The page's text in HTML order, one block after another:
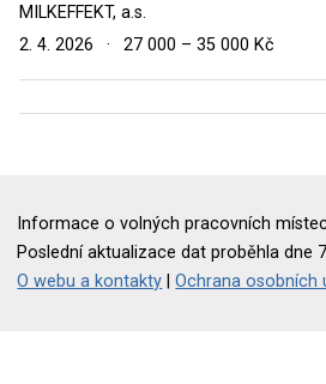
MILKEFFEKT, a.s.
2. 4. 2026
· 27 000 – 35 000 Kč
Informace o volných pracovních
Poslední aktualizace dat proběhla dne
O webu a kontakty |Ochrana osobních